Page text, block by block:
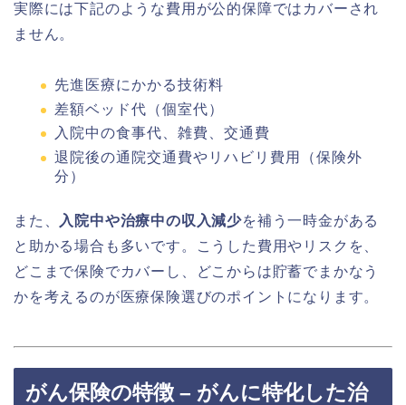
実際には下記のような費用が公的保障ではカバーされ
ません。
先進医療にかかる技術料
差額ベッド代（個室代）
入院中の食事代、雑費、交通費
退院後の通院交通費やリハビリ費用（保険外
分）
また、 入院中や治療中の収入減少を補う一時金がある
と助かる場合も多いです。こうした費用やリスクを、
どこまで保険でカバーし、どこからは貯蓄でまかなう
かを考えるのが医療保険選びのポイントになります。
がん保険の特徴 – がんに特化した治